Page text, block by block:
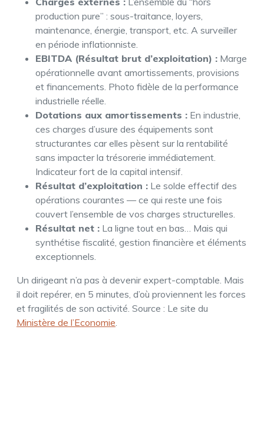
production pure” : sous-traitance, loyers,
maintenance, énergie, transport, etc. A surveiller
en période inflationniste.
EBITDA (Résultat brut d’exploitation) : Marge
opérationnelle avant amortissements, provisions
et financements. Photo fidèle de la performance
industrielle réelle.
Dotations aux amortissements : En industrie,
ces charges d’usure des équipements sont
structurantes car elles pèsent sur la rentabilité
sans impacter la trésorerie immédiatement.
Indicateur fort de la capital intensif.
Résultat d’exploitation : Le solde effectif des
opérations courantes — ce qui reste une fois
couvert l’ensemble de vos charges structurelles.
Résultat net : La ligne tout en bas… Mais qui
synthétise fiscalité, gestion financière et éléments
exceptionnels.
Un dirigeant n’a pas à devenir expert-comptable. Mais
il doit repérer, en 5 minutes, d’où proviennent les forces
et fragilités de son activité. Source : Le site du
Ministère de l’Economie.